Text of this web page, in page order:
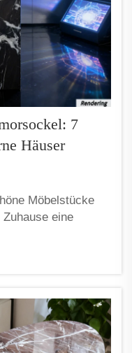
7
Häuser
Möbelstücke
eine
sie sich
von Räumen
in Szene